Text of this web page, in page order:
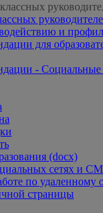
и
для
-
(docx)
сетях и
по удаленному
страницы